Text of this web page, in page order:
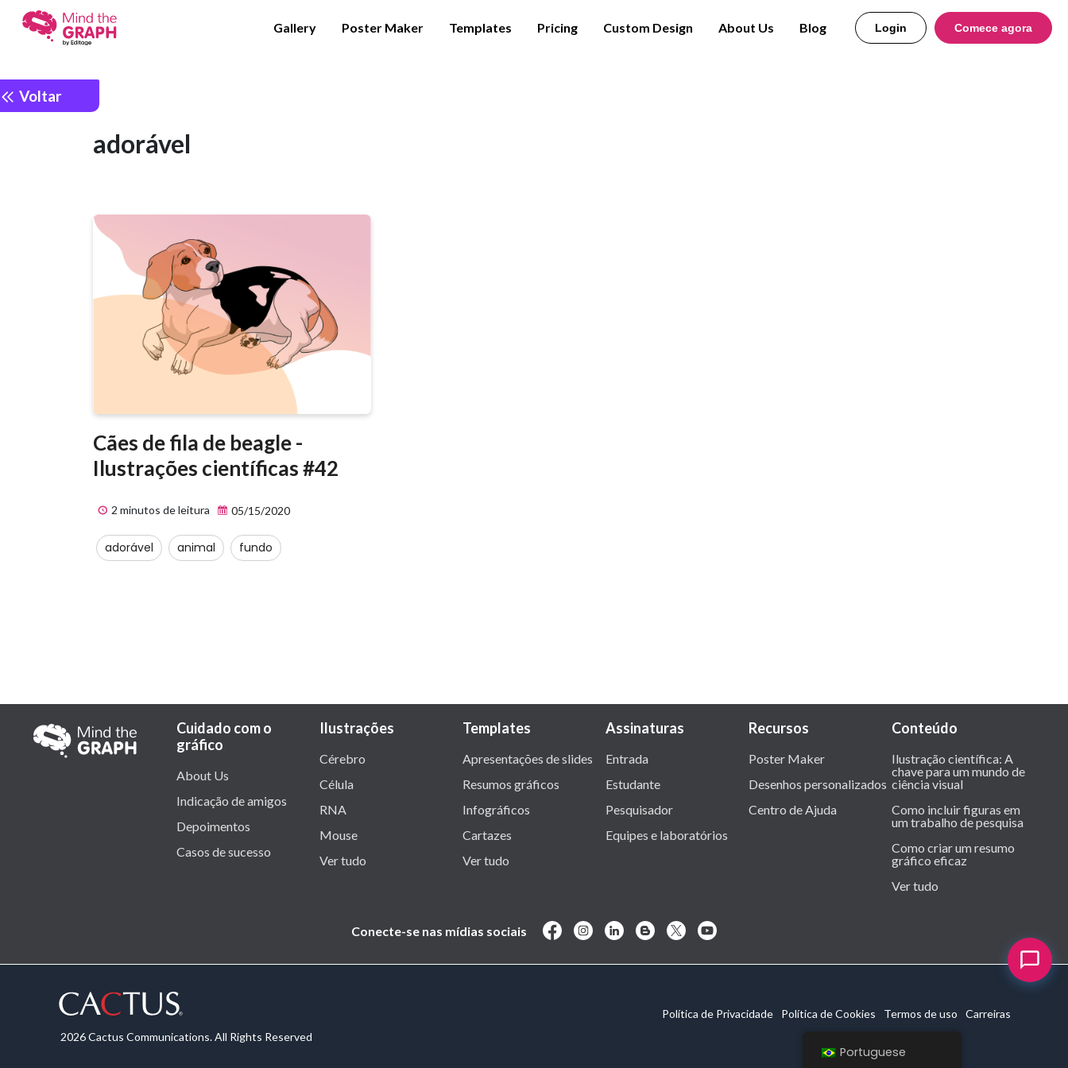
Gallery Poster Maker Templates Pricing Custom Design About Us Blog Login Comece agora
Voltar
adorável
Cães de fila de beagle -
Ilustrações científicas #42
2 minutos de leitura 05/15/2020
adorável animal fundo
Cuidado com o
gráfico
About Us
Indicação de amigos
Depoimentos
Casos de sucesso
Ilustrações
Cérebro
Célula
RNA
Mouse
Ver tudo
Templates
Apresentações de slides
Resumos gráficos
Infográficos
Cartazes
Ver tudo
Assinaturas
Entrada
Estudante
Pesquisador
Equipes e laboratórios
Recursos
Poster Maker
Desenhos personalizados
Centro de Ajuda
Conteúdo
Ilustração científica: A
chave para um mundo de
ciência visual
Como incluir figuras em
um trabalho de pesquisa
Como criar um resumo
gráfico eficaz
Ver tudo
Conecte-se nas mídias sociais
2026 Cactus Communications. All Rights Reserved
Política de Privacidade Política de Cookies Termos de uso Carreiras
Portuguese